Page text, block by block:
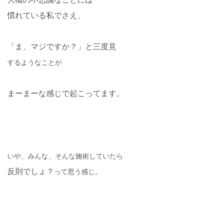
慣れている私でさえ、
「ま、マジですか？」と三度見
するようなことが
まーまーな感じで起こってます。
いや、みんな、そんな施術していたら
反則でしょ？ って思う感じ。